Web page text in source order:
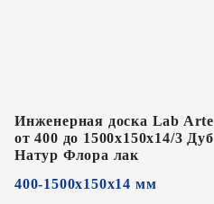
Инженерная доска Lab Arte
от 400 до 1500х150х14/3 Дуб
Натур Флора лак
400-1500х150х14 мм